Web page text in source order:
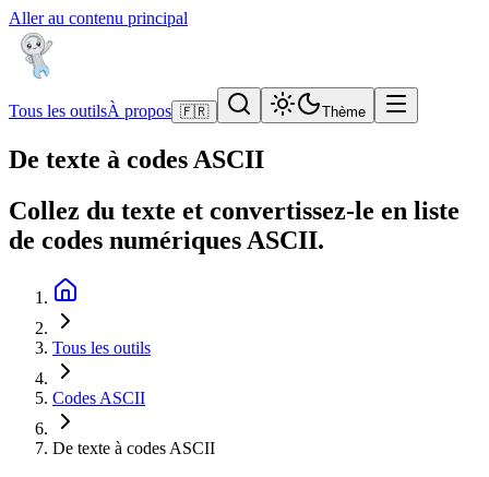
Aller au contenu principal
Tous les outilsÀ propos 🇫🇷 Thème
De texte à codes ASCII
Collez du texte et convertissez-le en liste
de codes numériques ASCII.
Tous les outils
Codes ASCII
De texte à codes ASCII